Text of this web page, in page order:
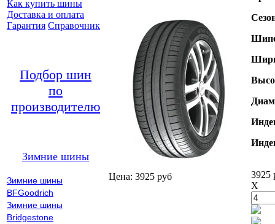
Как купить шины
Доставка и оплата
Гарантия Справочник
Подбор шин
по
производителю
Зимние шины
Зимние шины
BFGoodrich
Зимние шины
Bridgestone
Цена: 3925 руб
3925
X